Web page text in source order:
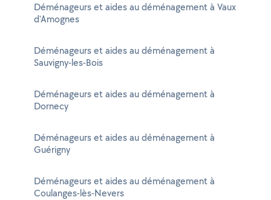
Déménageurs et aides au déménagement à Vaux
d'Amognes
Déménageurs et aides au déménagement à
Sauvigny-les-Bois
Déménageurs et aides au déménagement à
Dornecy
Déménageurs et aides au déménagement à
Guérigny
Déménageurs et aides au déménagement à
Coulanges-lès-Nevers